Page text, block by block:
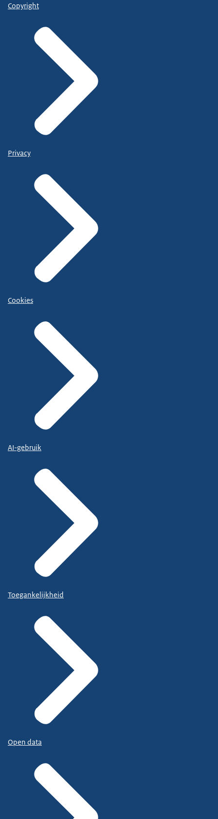
Copyright
Privacy
Cookies
AI-gebruik
Toegankelijkheid
Open data